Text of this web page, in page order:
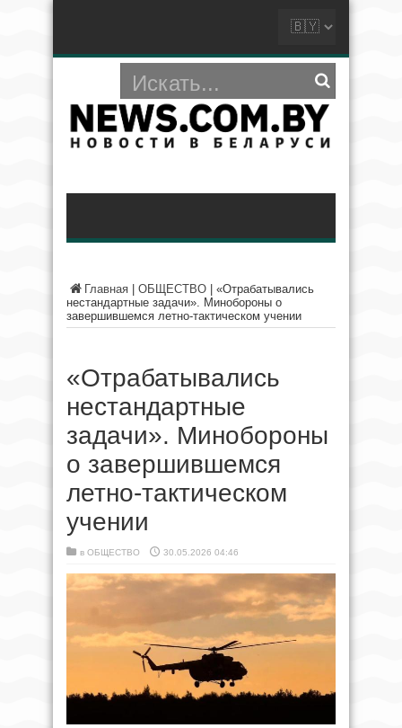
Главная ОБЩЕСТВО
«Отрабатывались
нестандартные задачи». Минобороны о
завершившемся летно-тактическом учении
«Отрабатывались
нестандартные
задачи». Минобороны
о завершившемся
летно-тактическом
учении
в ОБЩЕСТВО 30.05.2026 04:46